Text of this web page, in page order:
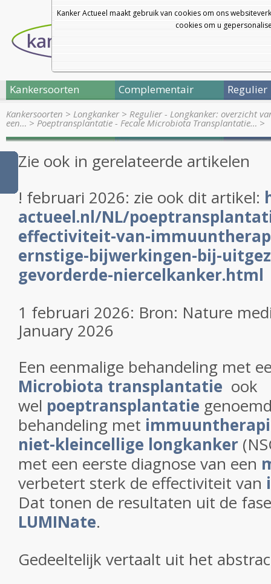
Kanker Actueel maakt gebruik van cookies om ons
cookies om u
Kankersoorten Complementair Regulier
Kankersoorten > Longkanker> Regulier - Longkanker: overzicht
een… > Poeptransplantatie - Fecale Microbiota Transplantatie… >
Zie ook in gerelateerde artikelen
! februari 2026: zie ook dit artikel:
actueel.nl/NL/
effectiviteit-van-
ernstige-bijwerkingen-bij-
gevorderde-niercelkanker.html
1 februari 2026: Bron: Nature
January 2026
Een eenmalige behandeling met
Microbiota transplantatie ook
wel poeptransplantatie
behandeling met
niet-kleincellige longkanker
met een eerste diagnose van een
verbetert sterk de effectiviteit van
Dat tonen de resultaten uit de
LUMINate.
Gedeeltelijk vertaalt uit het